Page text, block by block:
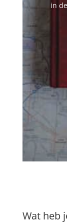
in
Wat heb